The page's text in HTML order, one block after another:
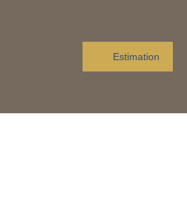
Estimation